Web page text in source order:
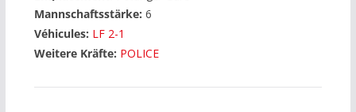
Mannschaftsstärke: 6
Véhicules: LF 2-1
Weitere Kräfte: POLICE